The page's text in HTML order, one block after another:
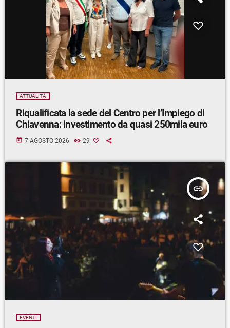
ATTUALITÀ
Riqualificata la sede del Centro per l’Impiego di
Chiavenna: investimento da quasi 250mila euro
today 7 AGOSTO 2026 29
insert_link
EVENTI